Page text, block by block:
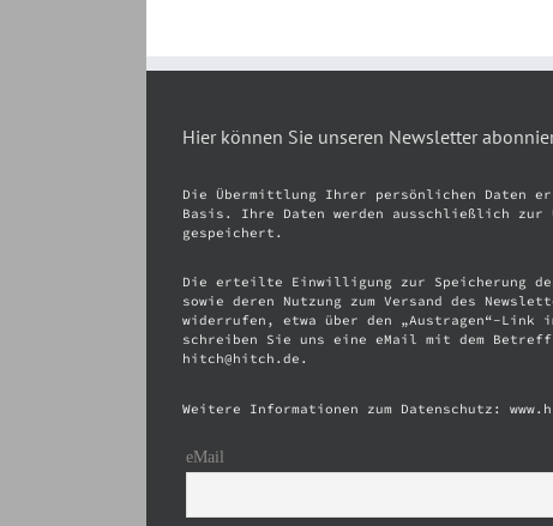
Hier können Sie unseren Newsletter
Die Übermittlung Ihrer persönlichen
Basis. Ihre Daten werden ausschließlich zur
gespeichert.
Die erteilte Einwilligung zur Speicherung
sowie deren Nutzung zum Versand des
widerrufen, etwa über den „Austragen“-Link
schreiben Sie uns eine eMail mit dem Betreff
hitch@hitch.de.
Weitere Informationen zum Datenschutz:
eMail